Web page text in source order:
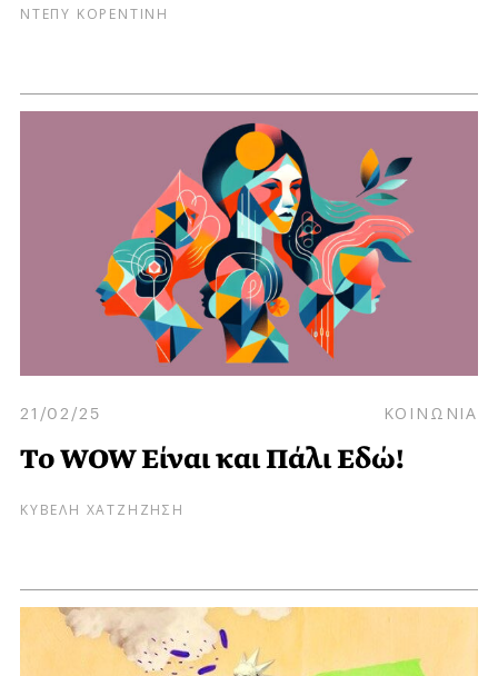
ΝΤΕΠΥ ΚΟΡΕΝΤΙΝΗ
21/02/25 ΚΟΙΝΩΝΙΑ
Το WOW Είναι και Πάλι Εδώ!
ΚΥΒΕΛΗ ΧΑΤΖΗΖΗΣΗ